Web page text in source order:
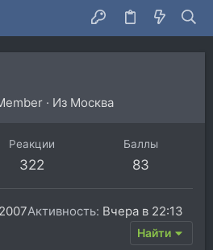
· Из Москва
Реакции
322
Баллы
83
Активность Вчера в 22:13
Найти